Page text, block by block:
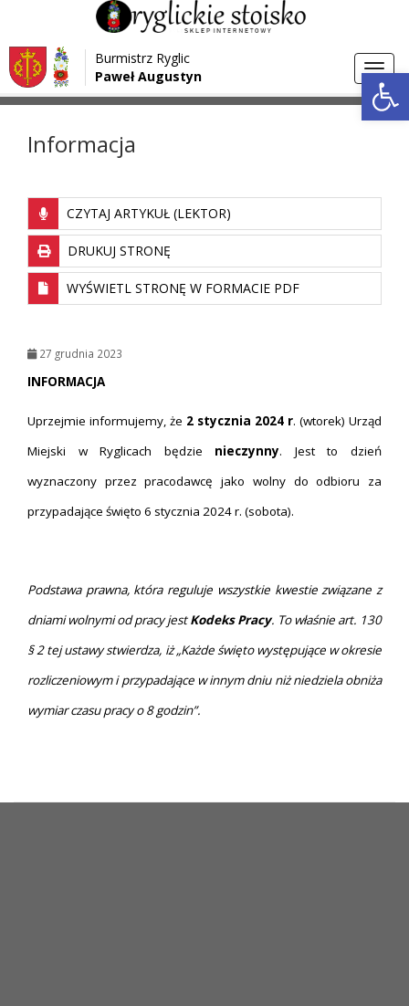
Przejdź do menu
Przejdź do głównej treści strony
Przejdź do stopki strony
Burmistrz Ryglic
Paweł Augustyn
Strona główna > Aktualności
Informacja
CZYTAJ ARTYKUŁ (LEKTOR)
DRUKUJ STRONĘ
WYŚWIETL STRONĘ W FORMACIE PDF
27 grudnia 2023
INFORMACJA
Uprzejmie informujemy, że 2 stycznia 2024 r. (wtorek) Urząd
Miejski w Ryglicach będzie nieczynny. Jest to dzień
wyznaczony przez pracodawcę jako wolny do odbioru za
przypadające święto 6 stycznia 2024 r. (sobota).
Podstawa prawna, która reguluje wszystkie kwestie związane z
dniami wolnymi od pracy jestKodeks Pracy. To właśnie art. 130
§ 2 tej ustawy stwierdza, iż „Każde święto występujące w okresie
rozliczeniowym i przypadające w innym dniu niż niedziela obniża
wymiar czasu pracy o 8 godzin”.